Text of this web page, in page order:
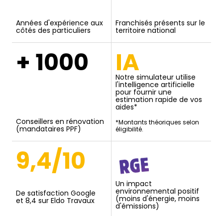
Années d'expérience aux
côtés des particuliers
Franchisés présents sur le
territoire national
+ 1000
Conseillers en rénovation
(mandataires PPF)
IA
Notre simulateur utilise
l'intelligence artificielle
pour fournir une
estimation rapide de vos
aides*
*Montants théoriques selon
éligibilité.
9,4/10
De satisfaction Google
et 8,4 sur Eldo Travaux
Un impact
environnemental positif
(moins d'énergie, moins
d'émissions)